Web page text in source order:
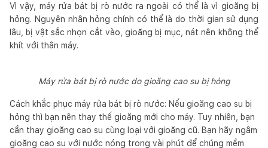
Vì vậy, máy rửa bát bị rò nước ra ngoài có thể là vì gioăng bị
hỏng. Nguyên nhân hỏng chính có thể là do thời gian sử dụng
lâu, bị vật sắc nhọn cắt vào, gioăng bị mục, nát nên không thể
khít với thân máy.
Máy rửa bát bị rò nước do gioăng cao su bị hỏng
Cách khắc phục máy rửa bát bị rò nước: Nếu gioăng cao su bị
hỏng thì bạn nên thay thế gioăng mới cho máy. Tuy nhiên, bạn
cần thay gioăng cao su cùng loại với gioăng cũ. Bạn hãy ngâm
gioăng cao su với nước nóng trong vài phút để chúng mềm